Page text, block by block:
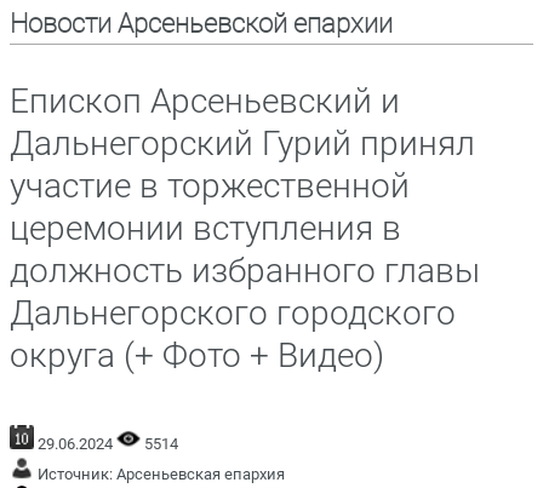
Новости Арсеньевской епархии
Епископ Арсеньевский и
Дальнегорский Гурий принял
участие в торжественной
церемонии вступления в
должность избранного главы
Дальнегорского городского
округа (+ Фото + Видео)
29.06.2024
5514
Источник: Арсеньевская епархия